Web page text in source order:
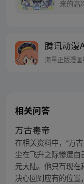
来的高
苍要我
腾讯动漫
海量正版漫
相关问答
万古毒帝
在相关资料中，“万
尘在飞升之际惨遭
元大陆。他只有现在
决心回到应有的位置